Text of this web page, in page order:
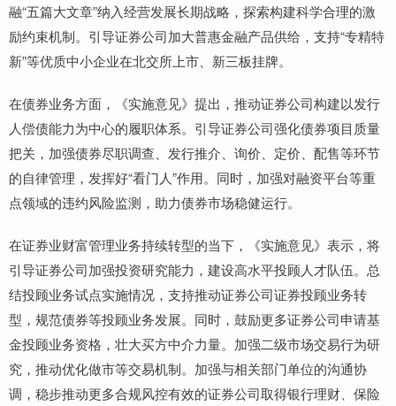
融“五篇大文章”纳入经营发展长期战略，探索构建科学合理的激
励约束机制。引导证券公司加大普惠金融产品供给，支持“专精特
新”等优质中小企业在北交所上市、新三板挂牌。
在债券业务方面，《实施意见》提出，推动证券公司构建以发行
人偿债能力为中心的履职体系。引导证券公司强化债券项目质量
把关，加强债券尽职调查、发行推介、询价、定价、配售等环节
的自律管理，发挥好“看门人”作用。同时，加强对融资平台等重
点领域的违约风险监测，助力债券市场稳健运行。
在证券业财富管理业务持续转型的当下，《实施意见》表示，将
引导证券公司加强投资研究能力，建设高水平投顾人才队伍。总
结投顾业务试点实施情况，支持推动证券公司证券投顾业务转
型，规范债券等投顾业务发展。同时，鼓励更多证券公司申请基
金投顾业务资格，壮大买方中介力量。加强二级市场交易行为研
究，推动优化做市等交易机制。加强与相关部门单位的沟通协
调，稳步推动更多合规风控有效的证券公司取得银行理财、保险